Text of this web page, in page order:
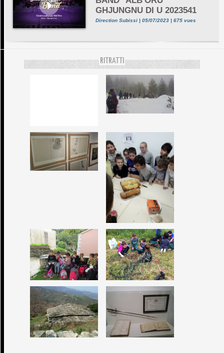
GHJUNGNU DI U 2023541
Direction Subissi | 05/07/2023 | 675 vues
RITRATTI